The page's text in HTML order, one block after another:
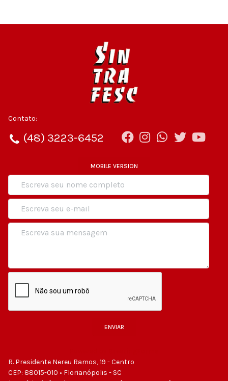
Contato:
(48) 3223-6452
MOBILE VERSION
ENVIAR
R. Presidente Nereu Ramos, 19 - Centro
CEP: 88015-010 • Florianópolis - SC